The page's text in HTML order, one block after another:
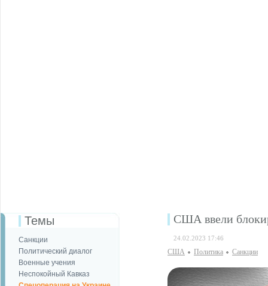
Темы
Санкции
Политический диалог
Военные учения
Неспокойный Кавказ
США ввели
24.02.2023 17:46
США Политика Санкции